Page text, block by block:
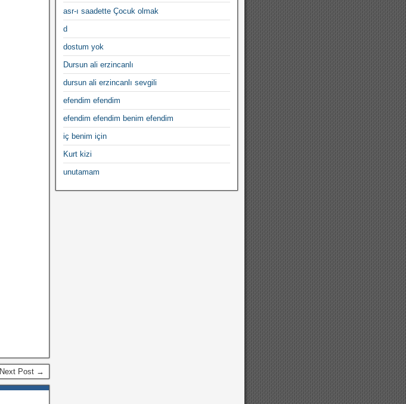
Next Post →
asr-ı saadette Çocuk olmak
d
dostum yok
Dursun ali erzincanlı
dursun ali erzincanlı sevgili
efendim efendim
efendim efendim benim efendim
iç benim için
Kurt kizi
unutamam